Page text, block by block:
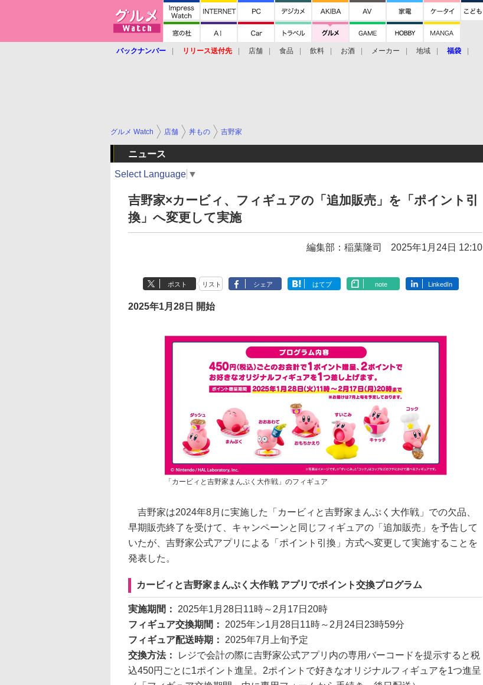
バックナンバー リリース送付先 店舗 食品 飲料 お酒 メーカー 地域 福袋
グルメ Watch 店舗 丼もの 吉野家
ニュース
Select Language ▼
吉野家×カービィ、フィギュアの「追加販売」を「ポイント引
換」へ変更して実施
編集部：稲葉隆司 2025年1月24日 12:10
ポスト リスト シェア はてブ note LinkedIn
2025年1月28日 開始
「カービィと吉野家まんぷく大作戦」のフィギュア
吉野家は2024年8月に実施した「カービィと吉野家まんぷく大作戦」での欠品、
早期販売終了を受けて、キャンペーンと同じフィギュアの「追加販売」を予告して
いたが、吉野家公式アプリによる「ポイント引換」方式へ変更して実施することを
発表した。
カービィと吉野家まんぷく大作戦 アプリでポイント交換プログラム
実施期間： 2025年1月28日11時～2月17日20時
フィギュア交換期間： 2025年ン1月28日11時～2月24日23時59分
フィギュア配送時期： 2025年7月上旬予定
交換方法：
レジで会計の際に吉野家公式アプリ内の専用バーコードを提示すると税
込450円ごとに1ポイント進呈。2ポイントで好きなオリジナルフィギュアを1つ進呈